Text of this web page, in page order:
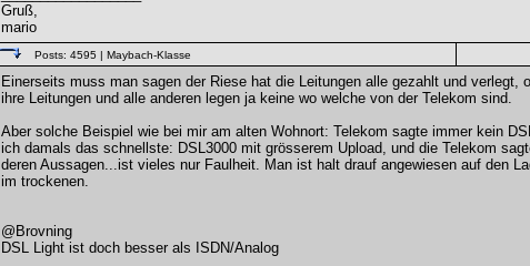
Gruß,
mario
Posts: 4595 | Maybach-Klasse
Einerseits muss man sagen der Riese hat die Leitungen alle gezahlt und
ihre Leitungen und alle anderen legen ja keine wo welche von der Telekom sind.
Aber solche Beispiel wie bei mir am alten Wohnort: Telekom sagte immer kein
ich damals das schnellste: DSL3000 mit grösserem Upload, und die Telekom
deren Aussagen...ist vieles nur Faulheit. Man ist halt drauf angewiesen auf den
im trockenen.
@Brovning
DSL Light ist doch besser als ISDN/Analog